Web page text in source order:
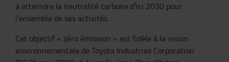
à atteindre la neutralité carbone d’ici 2030 pour
l’ensemble de ses activités.
Cet objectif « zéro émission » est fidèle à la vision
environnementale de Toyota Industries Corporation